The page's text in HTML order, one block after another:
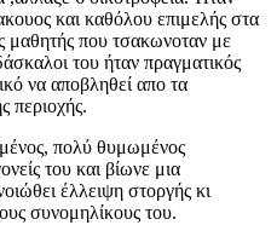
και καθόλου επιμελής στα
μαθητής που τσακωνοταν με
του ήταν πραγματικός
να αποβληθεί απο τα
περιοχής.
πολύ θυμωμένος
του και βίωνε μια
έλλειψη στοργής κι
συνομηλίκους του.